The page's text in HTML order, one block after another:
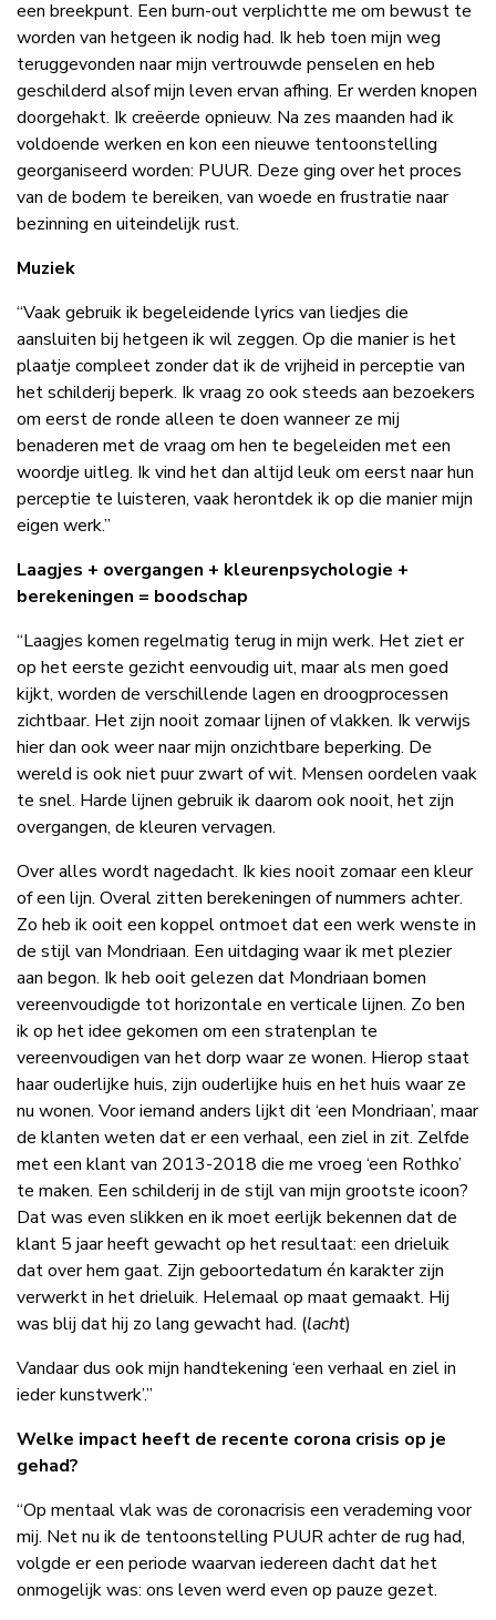
een breekpunt. Een burn-out verplichtte me om bewust te
worden van hetgeen ik nodig had. Ik heb toen mijn weg
teruggevonden naar mijn vertrouwde penselen en heb
geschilderd alsof mijn leven ervan afhing. Er werden knopen
doorgehakt. Ik creëerde opnieuw. Na zes maanden had ik
voldoende werken en kon een nieuwe tentoonstelling
georganiseerd worden: PUUR. Deze ging over het proces
van de bodem te bereiken, van woede en frustratie naar
bezinning en uiteindelijk rust.
Muziek
“Vaak gebruik ik begeleidende lyrics van liedjes die
aansluiten bij hetgeen ik wil zeggen. Op die manier is het
plaatje compleet zonder dat ik de vrijheid in perceptie van
het schilderij beperk. Ik vraag zo ook steeds aan bezoekers
om eerst de ronde alleen te doen wanneer ze mij
benaderen met de vraag om hen te begeleiden met een
woordje uitleg. Ik vind het dan altijd leuk om eerst naar hun
perceptie te luisteren, vaak herontdek ik op die manier mijn
eigen werk.”
Laagjes + overgangen + kleurenpsychologie +
berekeningen = boodschap
“Laagjes komen regelmatig terug in mijn werk. Het ziet er
op het eerste gezicht eenvoudig uit, maar als men goed
kijkt, worden de verschillende lagen en droogprocessen
zichtbaar. Het zijn nooit zomaar lijnen of vlakken. Ik verwijs
hier dan ook weer naar mijn onzichtbare beperking. De
wereld is ook niet puur zwart of wit. Mensen oordelen vaak
te snel. Harde lijnen gebruik ik daarom ook nooit, het zijn
overgangen, de kleuren vervagen.
Over alles wordt nagedacht. Ik kies nooit zomaar een kleur
of een lijn. Overal zitten berekeningen of nummers achter.
Zo heb ik ooit een koppel ontmoet dat een werk wenste in
de stijl van Mondriaan. Een uitdaging waar ik met plezier
aan begon. Ik heb ooit gelezen dat Mondriaan bomen
vereenvoudigde tot horizontale en verticale lijnen. Zo ben
ik op het idee gekomen om een stratenplan te
vereenvoudigen van het dorp waar ze wonen. Hierop staat
haar ouderlijke huis, zijn ouderlijke huis en het huis waar ze
nu wonen. Voor iemand anders lijkt dit ‘een Mondriaan’, maar
de klanten weten dat er een verhaal, een ziel in zit. Zelfde
met een klant van 2013-2018 die me vroeg ‘een Rothko’
te maken. Een schilderij in de stijl van mijn grootste icoon?
Dat was even slikken en ik moet eerlijk bekennen dat de
klant 5 jaar heeft gewacht op het resultaat: een drieluik
dat over hem gaat. Zijn geboortedatum én karakter zijn
verwerkt in het drieluik. Helemaal op maat gemaakt. Hij
was blij dat hij zo lang gewacht had. (lacht)
Vandaar dus ook mijn handtekening ‘een verhaal en ziel in
ieder kunstwerk’.”
Welke impact heeft de recente corona crisis op je
gehad?
“Op mentaal vlak was de coronacrisis een verademing voor
mij. Net nu ik de tentoonstelling PUUR achter de rug had,
volgde er een periode waarvan iedereen dacht dat het
onmogelijk was: ons leven werd even op pauze gezet.